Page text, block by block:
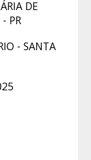
DE
PR
- SANTA